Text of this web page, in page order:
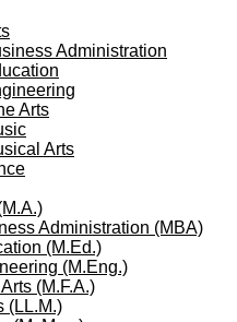
Administration
Arts
Arts
Administration (MBA)
(M.Ed.)
(M.Eng.)
(M.F.A.)
(LL.M.)